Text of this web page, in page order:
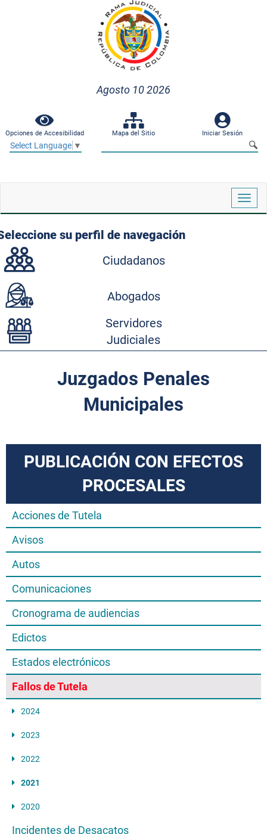
Agosto 10 2026
Opciones de Accesibilidad Mapa del Sitio Iniciar Sesión
Select Language ▼
su perfil de navegación
Ciudadanos
Abogados
Servidores
Judiciales
Juzgados Penales
Municipales
PUBLICACIÓN CON EFECTOS
PROCESALES
Acciones de Tutela
Avisos
Autos
Comunicaciones
Cronograma de audiencias
Edictos
Estados electrónicos
Fallos de Tutela
2024
2023
2022
2021
2020
Incidentes de Desacatos